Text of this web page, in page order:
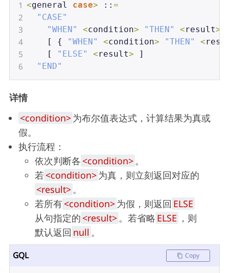
1 <general case> :: =
2 "CASE"
3 "WHEN" <condition> "THEN" <result>
4
    [ {
"WHEN" <condition> "THEN" <
5
    [
"ELSE" <result> ]
6 "END"
详情
<condition>为布尔值表达式，计算结果为真或
假。
执行流程：
依次判断各 <condition>。
若<condition>为真，则立刻返回对应的
<result>。
若所有<condition>为假，则返回 ELSE
从句指定的 <result>。若省略 ELSE ，则
默认返回 null 。
GQL Copy